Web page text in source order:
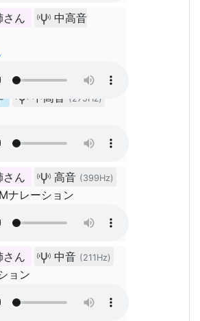
さん 中高音
中高音 (275Hz)
さん 高音 (399Hz)
ナレーション
さん 中音 (211Hz)
ョン